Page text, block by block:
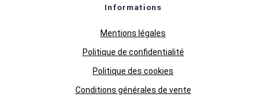
Informations
Mentions légales
Politique de confidentialité
Politique des cookies
Conditions générales de vente